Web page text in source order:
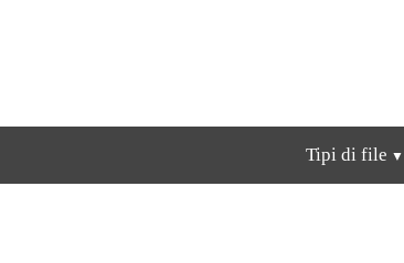
Tipi di file